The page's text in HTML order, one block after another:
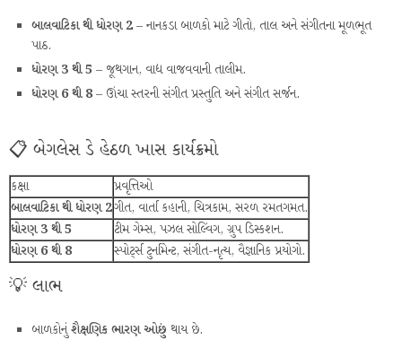
બાલવાટિકા થી ધોરણ 2 – નાનકડા બાળકો માટે ગીતો, તાલ અને સંગીતના મૂળભૂત
પાઠ.
ધોરણ 3 થી 5 – જૂથગાન, વાદ્ય વાજવવાની તાલીમ.
ધોરણ 6 થી 8 – ઊંચા સ્તરની સંગીત પ્રસ્તુતિ અને સંગીત સર્જન.
📋 બેગલેસ ડે હેઠળ ખાસ કાર્યક્રમો
કક્ષા
પ્રવૃત્તિઓ
બાલવાટિકા થી ધોરણ 2ગીત, વાર્તા કહાની, ચિત્રકામ, સરળ રમતગમત.
ધોરણ 3 થી 5
ટીમ ગેમ્સ, પઝલ સોલ્વિંગ, ગ્રુપ ડિસ્કશન.
ધોરણ 6 થી 8
સ્પોર્ટ્સ ટુર્નામેન્ટ, સંગીત-નૃત્ય, વૈજ્ઞાનિક પ્રયોગો.
💡 લાભ
બાળકોનુંશૈક્ષણિક ભારણ ઓછું થાય છે.